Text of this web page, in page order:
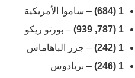
1 (684)
– ساموا الأمريكية
1 (787, 939)
– بورتو ريكو
1 (242)
– جزر الباهاماس
1 (246)
– بربادوس